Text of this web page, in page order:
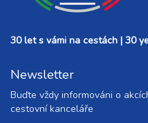
30 let s vámi na cestách | 30
Newsletter
Buďte vždy informováni o
cestovní kanceláře